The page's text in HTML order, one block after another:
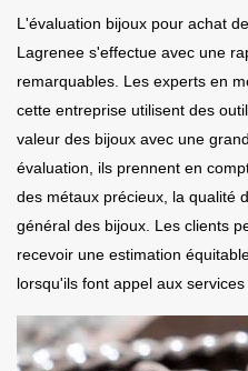
L'évaluation bijoux pour achat
Lagrenee s'effectue avec une
remarquables. Les experts en
cette entreprise utilisent des
valeur des bijoux avec une
évaluation, ils prennent en
des métaux précieux, la qualité
général des bijoux. Les clients
recevoir une estimation
lorsqu'ils font appel aux